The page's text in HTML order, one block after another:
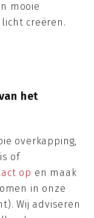
mooie
creëren.
het
overkapping,
of
op en maak
in onze
Wij adviseren